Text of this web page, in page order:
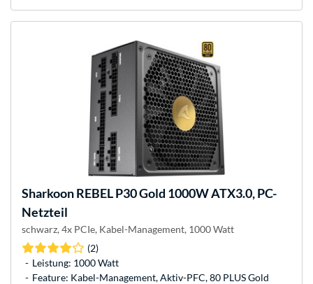
SharkoonREBEL P30 Gold 1000W ATX3.0, PC-
Netzteil
schwarz, 4x PCIe, Kabel-Management, 1000 Watt
(2)
Leistung: 1000 Watt
Feature: Kabel-Management, Aktiv-PFC, 80 PLUS Gold